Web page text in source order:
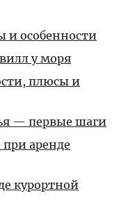
особенности
у моря
плюсы и
— первые шаги
аренде
курортной